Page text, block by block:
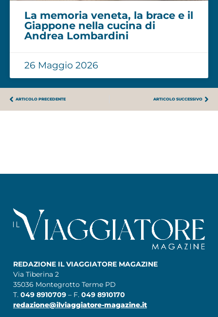
La memoria veneta, la brace e il
Giappone nella cucina di
Andrea Lombardini
26 Maggio 2026
ARTICOLO PRECEDENTE ARTICOLO SUCCESSIVO
REDAZIONE IL VIAGGIATORE MAGAZINE
Via Tiberina 2
35036 Montegrotto Terme PD
T. 049 8910709 – F. 049 8910170
redazione@ilviaggiatore-magazine.it